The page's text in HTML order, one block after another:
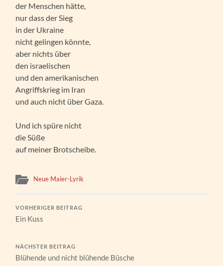
der Menschen hätte,
nur dass der Sieg
in der Ukraine
nicht gelingen könnte,
aber nichts über
den israelischen
und den amerikanischen
Angriffskrieg im Iran
und auch nicht über Gaza.
Und ich spüre nicht
die Süße
auf meiner Brotscheibe.
Neue Maier-Lyrik
VORHERIGER BEITRAG
Ein Kuss
NÄCHSTER BEITRAG
Blühende und nicht blühende Büsche